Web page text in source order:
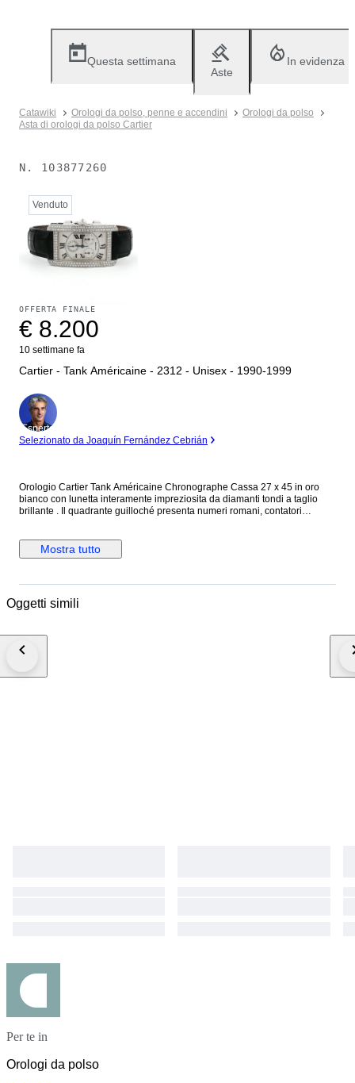
Questa settimana
Aste
In evidenza
Catawiki Orologi da polso, penne e accendini
Orologi da polso
Asta di orologi da polso Cartier
N. 103877260
Venduto
OFFERTA FINALE
€ 8.200
10 settimane fa
Cartier - Tank Américaine - 2312 - Unisex - 1990-1999
Esperto
Selezionato da Joaquín Fernández Cebrián
Orologio Cartier Tank Américaine Chronographe Cassa 27 x 45 in oro
bianco con lunetta interamente impreziosita da diamanti tondi a taglio
brillante . Il quadrante guilloché presenta numeri romani, contatori
che variano tra 1-3 giorni lavorativi , a seconda della destinazione. Le foto
vengono scattate dal nostro staff e ritraggono in maniera reale e fedele
lieti di soddisfare qualsiasi sia la vostra esigenza.
Mostra tutto
Oggetti simili
Per te in
Orologi da polso